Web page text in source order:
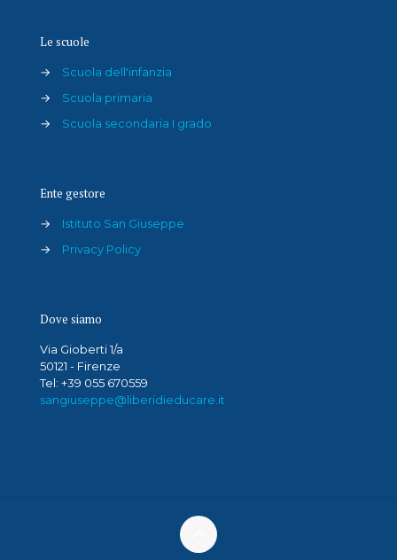
Le scuole
→
Scuola dell'infanzia
→
Scuola primaria
→
Scuola secondaria I grado
Ente gestore
→
Istituto San Giuseppe
→
Privacy Policy
Dove siamo
Via Gioberti 1/a
50121 - Firenze
Tel: +39 055 670559
sangiuseppe@liberidieducare.it